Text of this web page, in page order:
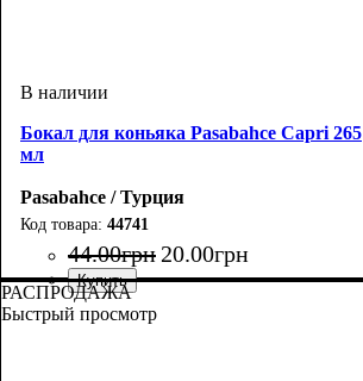
Бокал для коньяка Pasabahce Capri 265
мл
Pasabahce / Турция
44741
44.00грн 20.00грн
РАСПРОДАЖА
Быстрый просмотр